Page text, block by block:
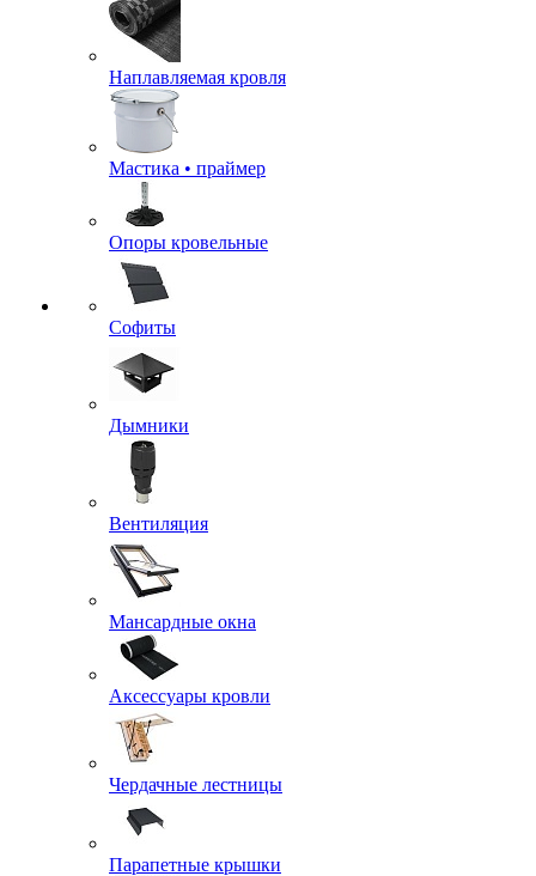
Наплавляемая кровля
Мастика • праймер
Опоры кровельные
Софиты
Дымники
Вентиляция
Мансардные окна
Аксессуары кровли
Чердачные лестницы
Парапетные крышки